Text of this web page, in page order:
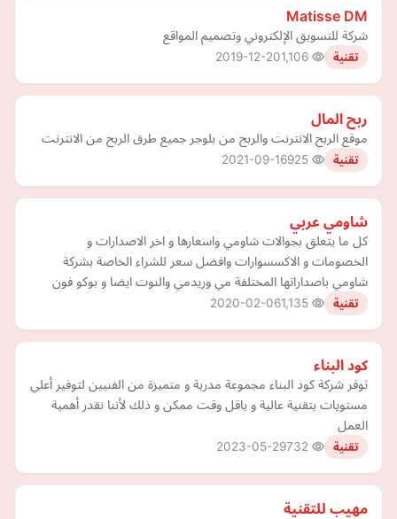
Matisse DM
شركة للتسويق الإلكتروني وتصميم المواقع
تقنية 2019-12-20
ربح المال
موقع الربح الانترنت والربح من بلوجر جميع طرق الربح من الانترنت
تقنية 2021-09-16
شاومي عربي
كل ما يتعلق بجوالات شاومي واسعارها و اخر الاصدارات و
الخصومات و الاكسسوارات وافضل سعر للشراء الخاصة بشركة
شاومي باصداراتها المختلفة مي وريدمي والنوت ايضا و بوكو فون
تقنية 2020-02-06
كود البناء
توفر شركة كود البناء مجموعة مدربة و متميزة من الفنيين لتوفير أعلي
مستويات بتقنية عالية و باقل وقت ممكن و ذلك لأننا نقدر أهمية
العمل
تقنية 2023-05-29
مهيب للتقنية